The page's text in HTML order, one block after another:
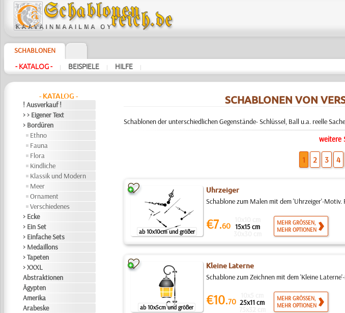
SCHABLONEN
- KATALOG - | BEISPIELE | HILFE |
- KATALOG -
! Ausverkauf !
> > Eigener Text
> Bordüren
Ethno
Fauna
Flora
Kindliche
Klassik und Modern
Meer
Ornament
Verschiedenes
> Ecke
> Ein Set
> Einfache Sets
> Medaillons
> Tapeten
> XXXL
Abstraktionen
Ägypten
Amerika
Arabeske
SCHABLONEN VON
Schablonen der unterschiedlichen Gegenstände- Schlüssel, Ball u.a. reelle
weitere
1 2 3 4
ab 10x10cm und größer
Uhrzeiger
Schablone zum Malen mit dem 'Uhrzeiger'-
€7.60 15x15 cm
MEHR GRÖSSEN,
MEHR OPTIONEN
ab 10x5cm und größer
Kleine Laterne
Schablone zum Zeichnen mit dem 'Kleine
€10.70 25x11 cm
MEHR GRÖSSEN,
MEHR OPTIONEN